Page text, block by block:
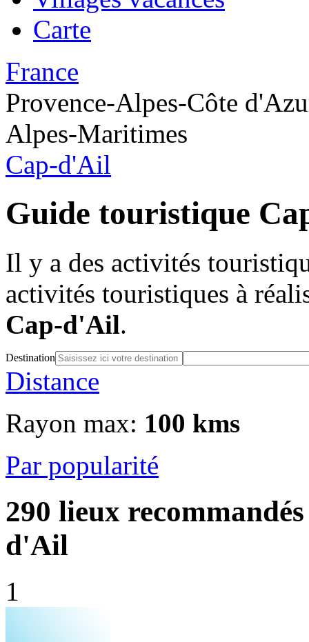
Carte
France
Provence-Alpes-Côte
Alpes-Maritimes
Cap-d'Ail
Guide touristique
Il y a des activités
activités touristiques à
Cap-d'Ail.
Destination
Distance
Rayon max: 100 kms
Par popularité
290 lieux
d'Ail
1